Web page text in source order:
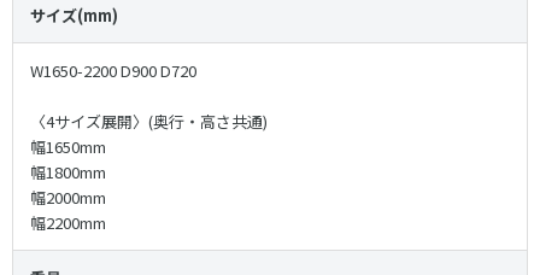
サイズ(mm)
W1650-2200D900 D720
〈4サイズ展開〉(奥行・高さ共通)
幅1650mm
幅1800mm
幅2000mm
幅2200mm